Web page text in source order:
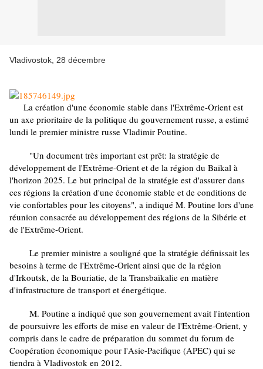
Vladivostok, 28 décembre
La création d'une économie stable dans l'Extrême-Orient est
un axe prioritaire de la politique du gouvernement russe, a estimé
lundi le premier ministre russe Vladimir Poutine.
"Un document très important est prêt: la stratégie de
développement de l'Extrême-Orient et de la région du Baïkal à
l'horizon 2025. Le but principal de la stratégie est d'assurer dans
ces régions la création d'une économie stable et de conditions de
vie confortables pour les citoyens", a indiqué M. Poutine lors d'une
réunion consacrée au développement des régions de la Sibérie et
de l'Extrême-Orient.
Le premier ministre a souligné que la stratégie définissait les
besoins à terme de l'Extrême-Orient ainsi que de la région
d'Irkoutsk, de la Bouriatie, de la Transbaïkalie en matière
d'infrastructure de transport et énergétique.
M. Poutine a indiqué que son gouvernement avait l'intention
de poursuivre les efforts de mise en valeur de l'Extrême-Orient, y
compris dans le cadre de préparation du sommet du forum de
Coopération économique pour l'Asie-Pacifique (APEC) qui se
tiendra à Vladivostok en 2012.